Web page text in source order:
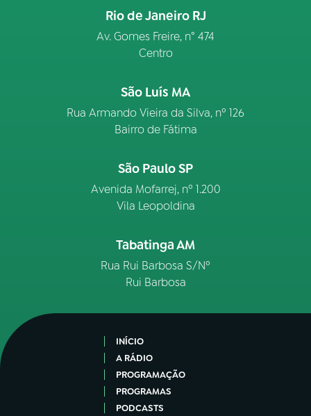
Rio de Janeiro RJ
Av. Gomes Freire, n° 474
Centro
São Luís MA
Rua Armando Vieira da Silva, nº 126
Bairro de Fátima
São Paulo SP
Avenida Mofarrej, nº 1.200
Vila Leopoldina
Tabatinga AM
Rua Rui Barbosa S/Nº
Rui Barbosa
INÍCIO
A RÁDIO
PROGRAMAÇÃO
PROGRAMAS
PODCASTS